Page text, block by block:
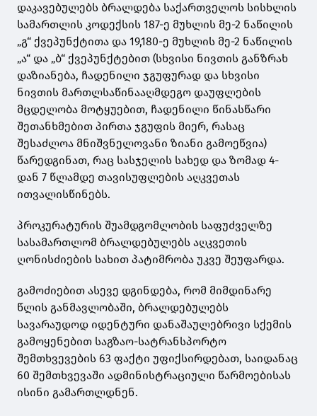
დაკავებულებს ბრალდება საქართველოს სისხლის
სამართლის კოდექსის 187-ე მუხლის მე-2 ნაწილის
„გ“ ქვეპუნქტითა და 19,180-ე მუხლის მე-2 ნაწილის
„ა“ და „ბ“ ქვეპუნქტებით (სხვისი ნივთის განზრახ
დაზიანება, ჩადენილი ჯგუფურად და სხვისი
ნივთის მართლსაწინააღმდეგო დაუფლების
მცდელობა მოტყუებით, ჩადენილი წინასწარი
შეთანხმებით პირთა ჯგუფის მიერ, რასაც
შესაძლოა მნიშვნელოვანი ზიანი გამოეწვია)
წარედგინათ, რაც სასჯელის სახედ და ზომად 4-
დან 7 წლამდე თავისუფლების აღკვეთას
ითვალისწინებს.
პროკურატურის შუამდგომლობის საფუძველზე
სასამართლომ ბრალდებულებს აღკვეთის
ღონისძიების სახით პატიმრობა უკვე შეუფარდა.
გამოძიებით ასევე დგინდება, რომ მიმდინარე
წლის განმავლობაში, ბრალდებულებს
სავარაუდოდ იდენტური დანაშაულებრივი სქემის
გამოყენებით საგზაო-სატრანსპორტო
შემთხვევების 63 ფაქტი უფიქსირდებათ, საიდანაც
60 შემთხვევაში ადმინისტრაციული წარმოებისას
ისინი გამართლდნენ.